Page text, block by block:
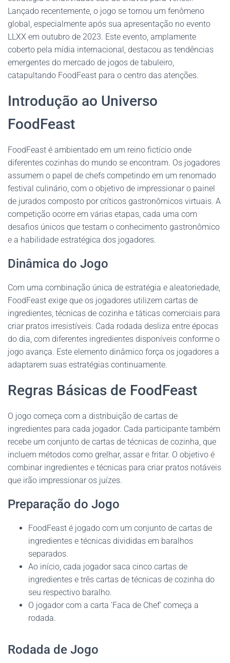
Lançado recentemente, o jogo se tornou um fenômeno
global, especialmente após sua apresentação no evento
LLXX em outubro de 2023. Este evento, amplamente
coberto pela mídia internacional, destacou as tendências
emergentes do mercado de jogos de tabuleiro,
catapultando FoodFeast para o centro das atenções.
Introdução ao Universo
FoodFeast
FoodFeast é ambientado em um reino fictício onde
diferentes cozinhas do mundo se encontram. Os jogadores
assumem o papel de chefs competindo em um renomado
festival culinário, com o objetivo de impressionar o painel
de jurados composto por críticos gastronômicos virtuais. A
competição ocorre em várias etapas, cada uma com
desafios únicos que testam o conhecimento gastronômico
e a habilidade estratégica dos jogadores.
Dinâmica do Jogo
Com uma combinação única de estratégia e aleatoriedade,
FoodFeast exige que os jogadores utilizem cartas de
ingredientes, técnicas de cozinha e táticas comerciais para
criar pratos irresistíveis. Cada rodada desliza entre épocas
do dia, com diferentes ingredientes disponíveis conforme o
jogo avança. Este elemento dinâmico força os jogadores a
adaptarem suas estratégias continuamente.
Regras Básicas de FoodFeast
O jogo começa com a distribuição de cartas de
ingredientes para cada jogador. Cada participante também
recebe um conjunto de cartas de técnicas de cozinha, que
incluem métodos como grelhar, assar e fritar. O objetivo é
combinar ingredientes e técnicas para criar pratos notáveis
que irão impressionar os juízes.
Preparação do Jogo
FoodFeast é jogado com um conjunto de cartas de
ingredientes e técnicas divididas em baralhos
separados.
Ao início, cada jogador saca cinco cartas de
ingredientes e três cartas de técnicas de cozinha do
seu respectivo baralho.
O jogador com a carta 'Faca de Chef' começa a
rodada.
Rodada de Jogo